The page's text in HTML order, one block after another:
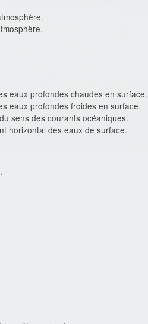
eaux profondes chaudes en surface.
eaux profondes froides en surface.
sens des courants océaniques.
horizontal des eaux de surface.